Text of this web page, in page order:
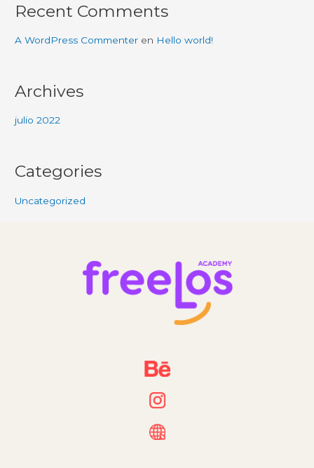
Recent Comments
A WordPress Commenter en Hello world!
Archives
julio 2022
Categories
Uncategorized